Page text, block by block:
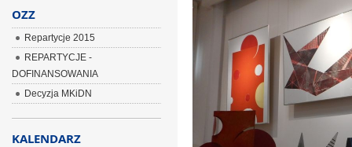
OZZ
Repartycje 2015
REPARTYCJE -
DOFINANSOWANIA
Decyzja MKiDN
KALENDARZ